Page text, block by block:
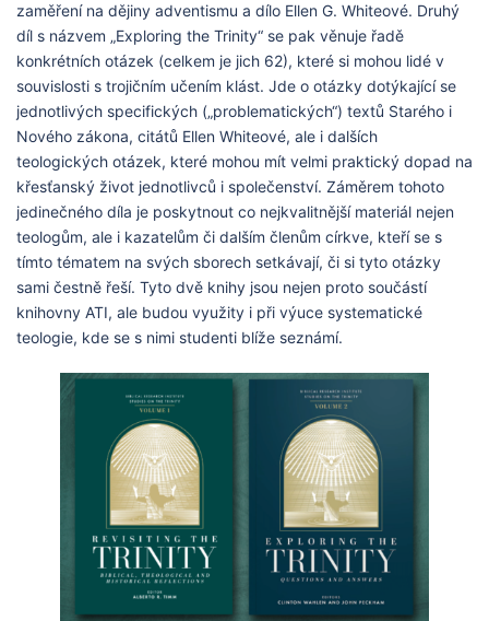
zaměření na dějiny adventismu a dílo Ellen G. Whiteové. Druhý
díl s názvem „Exploring the Trinity“ se pak věnuje řadě
konkrétních otázek (celkem je jich 62), které si mohou lidé v
souvislosti s trojičním učením klást. Jde o otázky dotýkající se
jednotlivých specifických („problematických“) textů Starého i
Nového zákona, citátů Ellen Whiteové, ale i dalších
teologických otázek, které mohou mít velmi praktický dopad na
křesťanský život jednotlivců i společenství. Záměrem tohoto
jedinečného díla je poskytnout co nejkvalitnější materiál nejen
teologům, ale i kazatelům či dalším členům církve, kteří se s
tímto tématem na svých sborech setkávají, či si tyto otázky
sami čestně řeší. Tyto dvě knihy jsou nejen proto součástí
knihovny ATI, ale budou využity i při výuce systematické
teologie, kde se s nimi studenti blíže seznámí.